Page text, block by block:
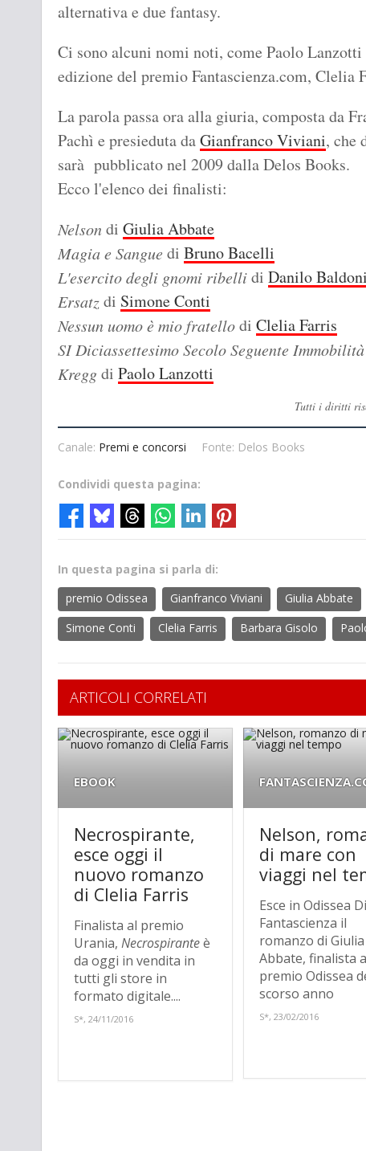
alternativa e due fantasy.
Ci sono alcuni nomi noti, come Paolo
edizione del premio Fantascienza.com, Clelia
La parola passa ora alla giuria, composta da
Pachì e presieduta daGianfranco Viviani, che
sarà pubblicato nel 2009 dalla Delos Books.
Ecco l'elenco dei finalisti:
Nelsondi Giulia Abbate
Magia e Sangue di Bruno Bacelli
L'esercito degli gnomi ribellidi Danilo Baldoni
Ersatzdi Simone Conti
Nessun uomo è mio fratellodi Clelia Farris
SI Diciassettesimo Secolo Seguente Immobilità
Kreggdi Paolo Lanzotti
Tutti i diritti
Canale: Premi e concorsi Fonte: Delos Books
Condividi questa pagina:
In questa pagina si parla di:
premio Odissea
Gianfranco Viviani Giulia Abbate
Simone Conti
Clelia Farris Barbara Gisolo
ARTICOLI CORRELATI
EBOOK
Necrospirante,
esce oggi il
nuovo romanzo
di Clelia Farris
Finalista al premio
Urania, Necrospiranteè
da oggi in vendita in
tutti gli store in
formato digitale....
S*, 24/11/2016
Nelson,
di mare con
viaggi nel
Esce in Odissea
Fantascienza il
romanzo di Giulia
Abbate, finalista
premio Odissea
scorso anno
S*, 23/02/2016